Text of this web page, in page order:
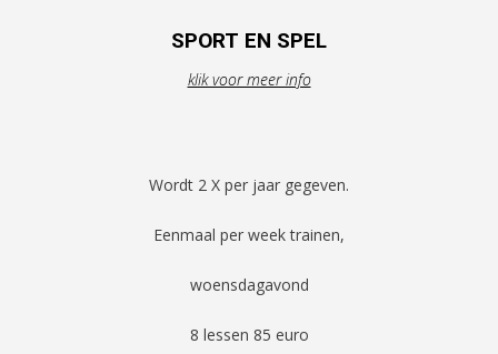
SPORT EN SPEL
klik voor meer info
Wordt 2 X per jaar gegeven.
Eenmaal per week trainen,
woensdagavond
8 lessen 85 euro